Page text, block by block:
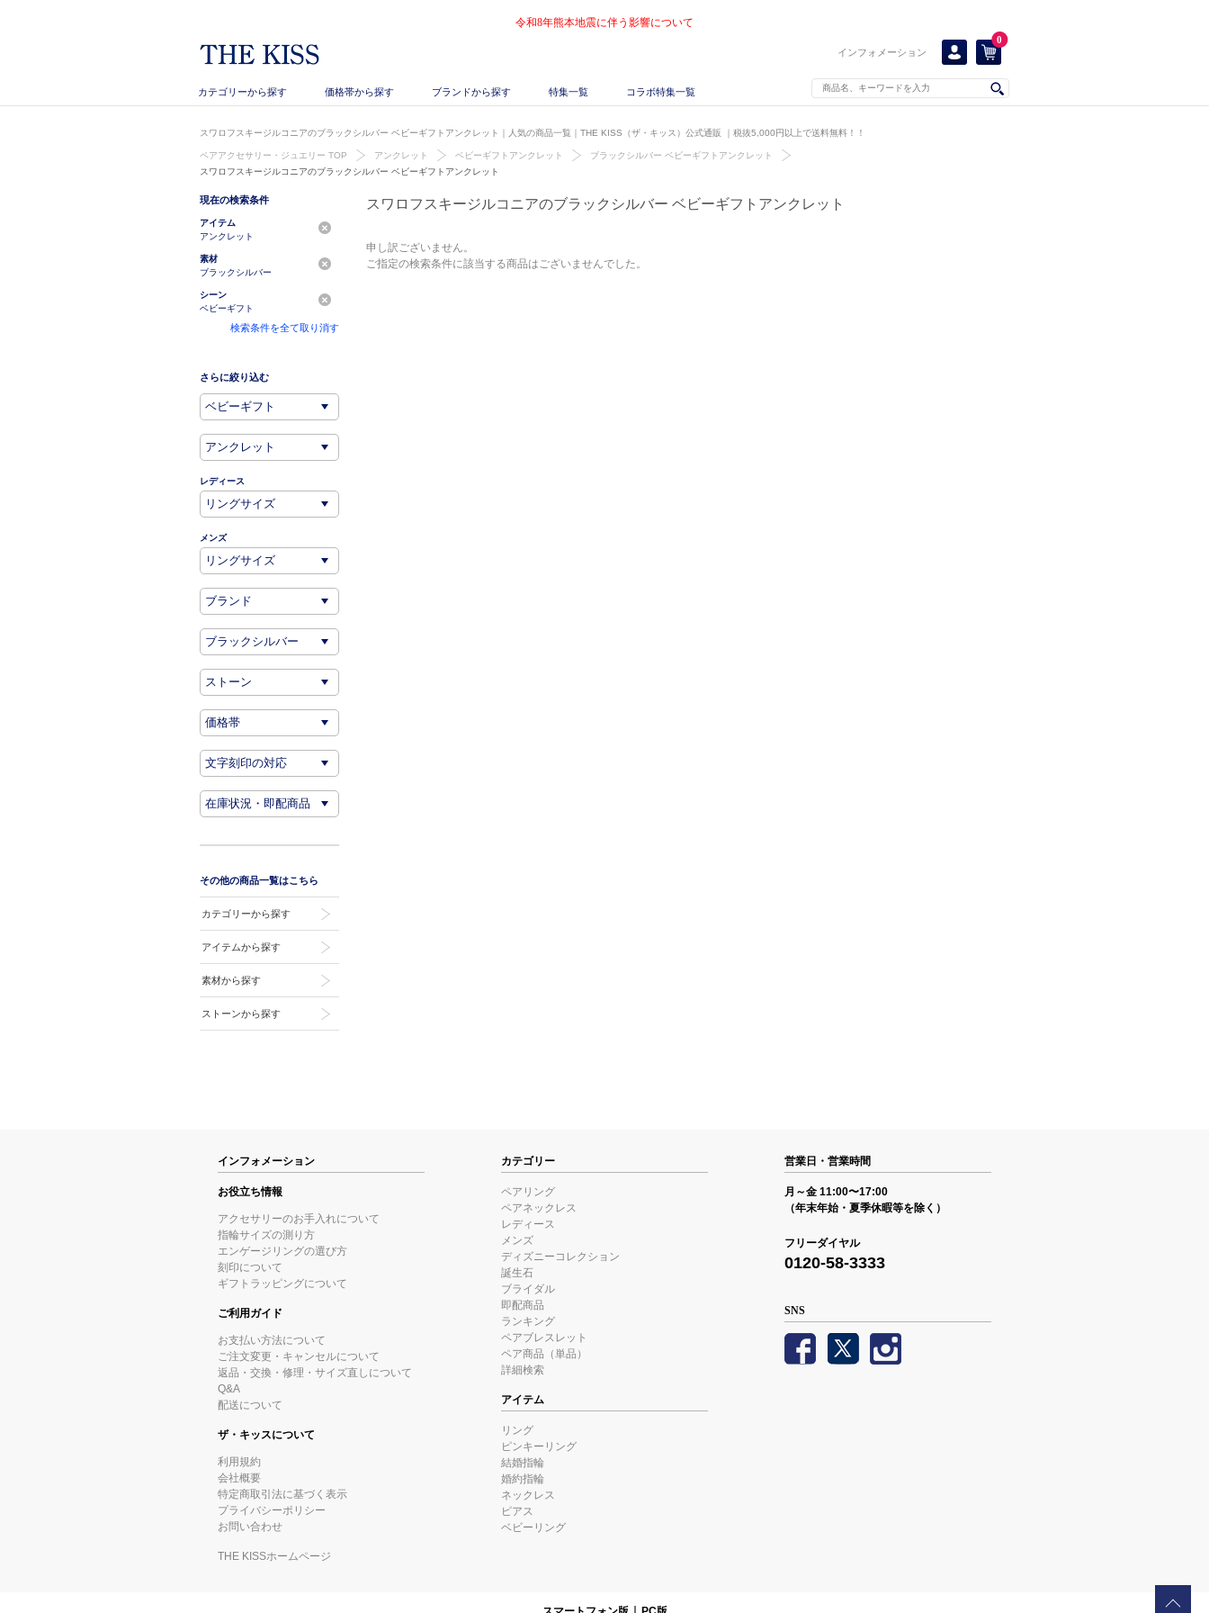
令和8年熊本地震に伴う影響について
インフォメーション
0
カテゴリーから探す 価格帯から探す ブランドから探す 特集一覧 コラボ特集一覧
スワロフスキージルコニアのブラックシルバー ベビーギフトアンクレット｜人気の商品一覧｜THE KISS（ザ・キッス）公式通販 ｜税抜5,000円以上で送料無料！！
ペアアクセサリー・ジュエリー TOP アンクレット ベビーギフトアンクレット
ブラックシルバー ベビーギフトアンクレット
スワロフスキージルコニアのブラックシルバー ベビーギフトアンクレット
スワロフスキージルコニアのブラックシルバー ベビーギフトアンクレット
申し訳ございません。
ご指定の検索条件に該当する商品はございませんでした。
現在の検索条件
アイテム
アンクレット
素材
ブラックシルバー
シーン
ベビーギフト
検索条件を全て取り消す
さらに絞り込む
レディース
メンズ
その他の商品一覧はこちら
カテゴリーから探す
アイテムから探す
素材から探す
ストーンから探す
インフォメーション
お役立ち情報
アクセサリーのお手入れについて
指輪サイズの測り方
エンゲージリングの選び方
刻印について
ギフトラッピングについて
ご利用ガイド
お支払い方法について
ご注文変更・キャンセルについて
返品・交換・修理・サイズ直しについて
Q&A
配送について
ザ・キッスについて
利用規約
会社概要
特定商取引法に基づく表示
プライバシーポリシー
お問い合わせ
THE KISSホームページ
カテゴリー
ペアリング
ペアネックレス
レディース
メンズ
ディズニーコレクション
誕生石
ブライダル
即配商品
ランキング
ペアブレスレット
ペア商品（単品）
詳細検索
アイテム
リング
ピンキーリング
結婚指輪
婚約指輪
ネックレス
ピアス
ベビーリング
営業日・営業時間
月～金 11:00〜17:00
（年末年始・夏季休暇等を除く）
フリーダイヤル
0120-58-3333
SNS